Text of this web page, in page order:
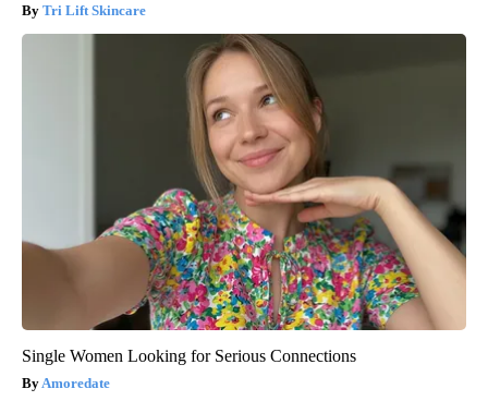
Tri Lift Skincare
Single Women Looking for Serious Connections
Amoredate